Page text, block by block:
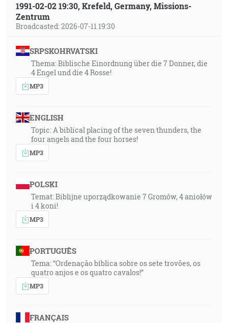
1991-02-02 19:30, Krefeld, Germany, Missions-
Zentrum
Broadcasted: 2026-07-11 19:30
SRPSKOHRVATSKI
Thema: Biblische Einordnung über die 7 Donner, die
4 Engel und die 4 Rosse!
MP3
ENGLISH
Topic: A biblical placing of the seven thunders, the
four angels and the four horses!
MP3
POLSKI
Temat: Biblijne uporządkowanie 7 Gromów, 4 aniołów
i 4 koni!
MP3
PORTUGUÊS
Tema: “Ordenação bíblica sobre os sete trovões, os
quatro anjos e os quatro cavalos!”
MP3
FRANÇAIS